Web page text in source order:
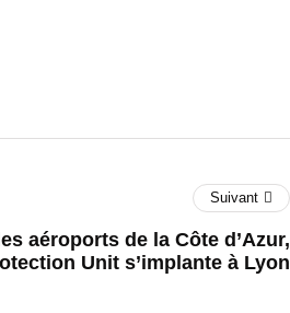
Suivant
aéroports de la Côte d’Azur,
Unit s’implante à Lyon